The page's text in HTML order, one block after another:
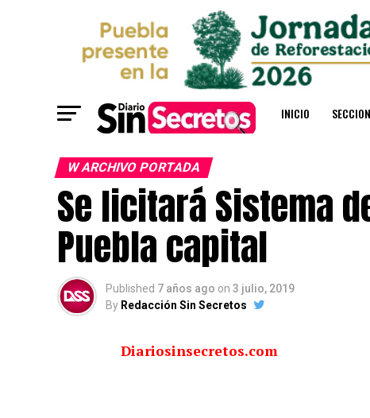
INICIO
W ARCHIVO PORTADA
Se licitará Sistema
Puebla capital
Published 7 años ago on 3 julio, 2019
By Redacción Sin Secretos
Diariosinsecretos.com